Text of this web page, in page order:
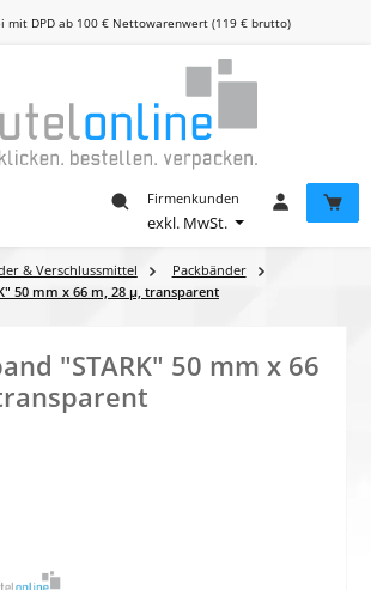
mit DPD ab 100 € Nettowarenwert (119 € brutto)
Firmenkunden
exkl. MwSt.
& Verschlussmittel
Packbänder
50 mm x 66 m, 28 µ, transparent
"STARK" 50 mm x 66